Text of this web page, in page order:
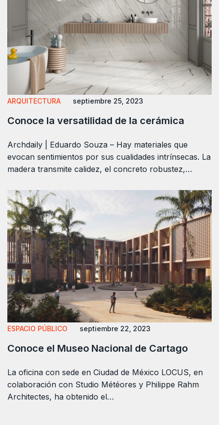
ARQUITECTURA septiembre 25, 2023
Conoce la versatilidad de la cerámica
Archdaily | Eduardo Souza – Hay materiales que
evocan sentimientos por sus cualidades intrínsecas. La
madera transmite calidez, el concreto robustez,…
ESPACIO PÚBLICO septiembre 22, 2023
Conoce el Museo Nacional de Cartago
La oficina con sede en Ciudad de México LOCUS, en
colaboración con Studio Météores y Philippe Rahm
Architectes, ha obtenido el…